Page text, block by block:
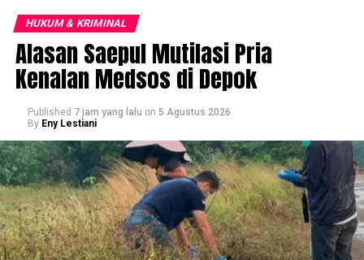
HUKUM & KRIMINAL
Alasan Saepul Mutilasi Pria
Kenalan Medsos di Depok
Published 7 jam yang lalu on 5 Agustus 2026
By Eny Lestiani